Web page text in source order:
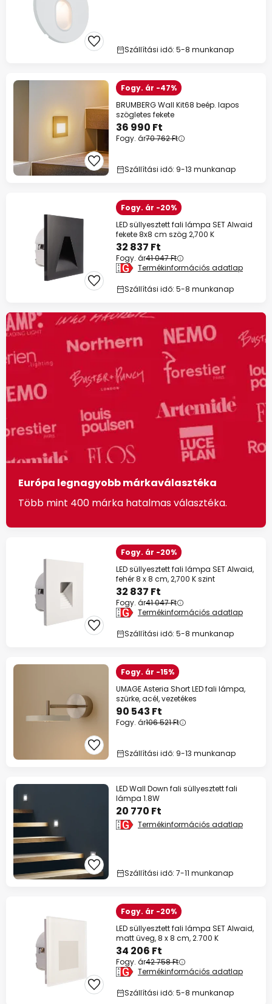
Szállítási idő: 5-8 munkanap
Fogy. ár -47%
BRUMBERG Wall Kit68 beép. lapos
szögletes fekete
36 990 Ft
Fogy. ár70 762 Ft
Szállítási idő: 9-13 munkanap
Fogy. ár -20%
LED süllyesztett fali lámpa SET Alwaid
fekete 8x8 cm szög 2,700 K
32 837 Ft
Fogy. ár41 047 Ft
Termékinformációs adatlap
Szállítási idő: 5-8 munkanap
Európa legnagyobb márkaválasztéka
Több mint 400 márka hatalmas választéka.
Fogy. ár -20%
LED süllyesztett fali lámpa SET Alwaid,
fehér 8 x 8 cm, 2,700 K szint
32 837 Ft
Fogy. ár41 047 Ft
Termékinformációs adatlap
Szállítási idő: 5-8 munkanap
Fogy. ár -15%
UMAGE Asteria Short LED fali lámpa,
szürke, acél, vezetékes
90 543 Ft
Fogy. ár106 521 Ft
Szállítási idő: 9-13 munkanap
LED Wall Down fali süllyesztett fali
lámpa 1.8W
20 770 Ft
Termékinformációs adatlap
Szállítási idő: 7-11 munkanap
Fogy. ár -20%
LED süllyesztett fali lámpa SET Alwaid,
matt üveg, 8 x 8 cm, 2.700 K
34 206 Ft
Fogy. ár42 758 Ft
Termékinformációs adatlap
Szállítási idő: 5-8 munkanap